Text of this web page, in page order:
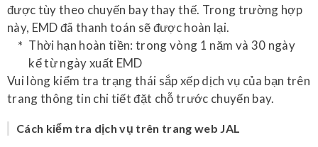
được tùy theo chuyến bay thay thế. Trong trường hợp
này, EMD đã thanh toán sẽ được hoàn lại.
Thời hạn hoàn tiền: trong vòng 1 năm và 30 ngày
kể từ ngày xuất EMD
Vui lòng kiểm tra trạng thái sắp xếp dịch vụ của bạn trên
trang thông tin chi tiết đặt chỗ trước chuyến bay.
Cách kiểm tra dịch vụ trên trang web JAL